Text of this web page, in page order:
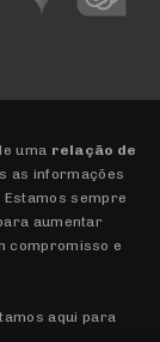
uma relação de
as informações
. Estamos sempre
aumentar
compromisso e
aqui para